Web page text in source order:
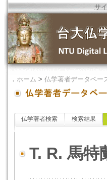
サ
． ホーム > 仏学著者データベー
仏学著者検索 検索結果
T. R. 馬特